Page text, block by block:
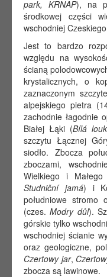
park, KRNAP), na
środkowej części
wschodniej
Jest to bardzo
względu na
ścianą
krystalicznych, o
zaznaczonym
alpejskiego pietra
zachodnie łagodnie
Białej Łąki (Bílá
szczytu Łącznej
siodło. Zbocza
zboczami,
Wielkiego i
Studniční jamá) i
południowe stromo
(czes.Modry důl).
górskie tylko
wschodniej ścianie
oraz geologiczne,
Czertowy jar,
zbocza są lawinowe.